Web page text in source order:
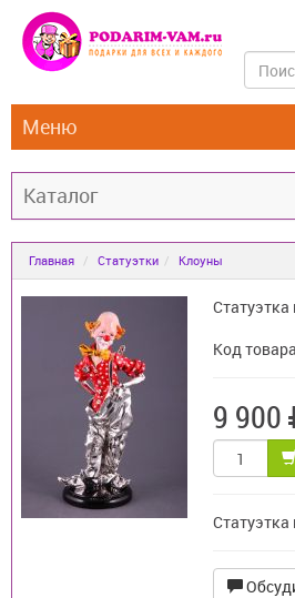
Меню
Каталог
Главная Статуэтки Клоуны
Код
9 900